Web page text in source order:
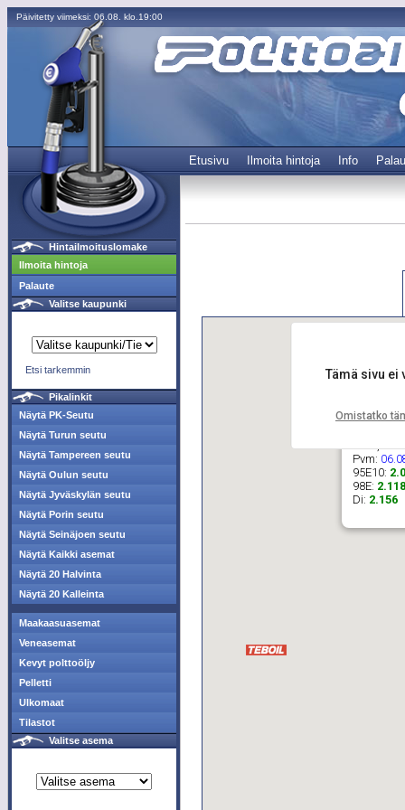
Päivitetty viimeksi: 06.08. klo.19:00
Etusivu Ilmoita hintoja Info
Hintailmoituslomake
Ilmoita hintoja
Palaute
Valitse kaupunki
Etsi tarkemmin
Pikalinkit
Näytä PK-Seutu
Näytä Turun seutu
Näytä Tampereen seutu
Näytä Oulun seutu
Näytä Jyväskylän seutu
Näytä Porin seutu
Näytä Seinäjoen seutu
Näytä Kaikki asemat
Näytä 20 Halvinta
Näytä 20 Kalleinta
Maakaasuasemat
Veneasemat
Kevyt polttoöljy
Pelletti
Ulkomaat
Tilastot
Valitse asema
Pvm:
95E10:
98E: 2.118
Di: 2.156
Tämä sivu ei
Omistatko